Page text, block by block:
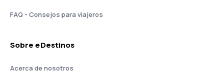
FAQ - Consejos para viajeros
Sobre eDestinos
Acerca de nosotros